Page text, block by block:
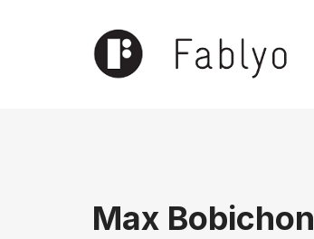
Max Bobichon